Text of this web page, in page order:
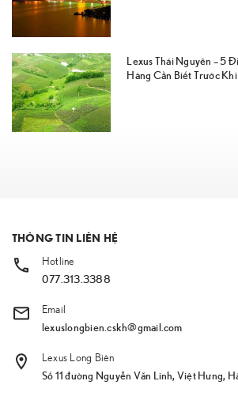
Lexus Thái Nguyên – 5
Hàng Cần Biết Trước
THÔNG TIN LIÊN HỆ
Hotline
077.313.3388
Email
lexuslongbien.cskh@gmail.com
Lexus Long Biên
Số 11 đường Nguyễn Văn Linh, Việt Hưng,